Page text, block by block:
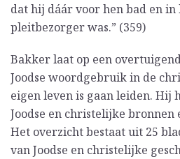
dat hij dáár voor hen bad en
pleitbezorger was.” (359)
Bakker laat op een
Joodse woordgebruik in de
eigen leven is gaan leiden. Hij
Joodse en christelijke bronnen
Het overzicht bestaat uit 25
van Joodse en christelijke